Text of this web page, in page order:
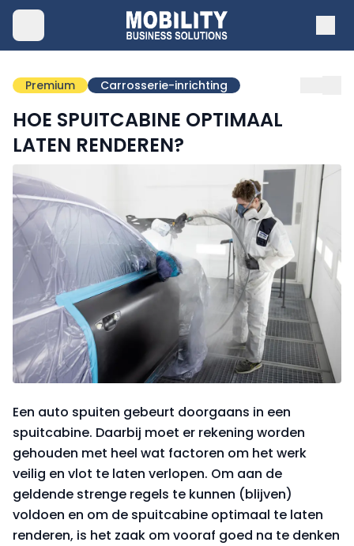
Premium Carrosserie-inrichting
HOE SPUITCABINE OPTIMAAL
LATEN RENDEREN?
Een auto spuiten gebeurt doorgaans in een
spuitcabine. Daarbij moet er rekening worden
gehouden met heel wat factoren om het werk
veilig en vlot te laten verlopen. Om aan de
geldende strenge regels te kunnen (blijven)
voldoen en om de spuitcabine optimaal te laten
renderen, is het zaak om vooraf goed na te denken